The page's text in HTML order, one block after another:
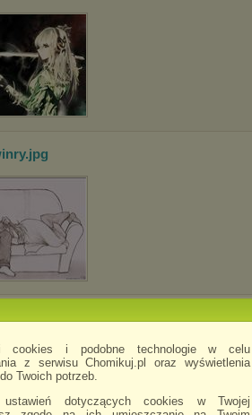
cookies i podobne technologie w celu
z serwisu Chomikuj.pl oraz wyświetlenia
Twoich potrzeb.
dotyczących cookies w Twojej
.jpg
.jpg